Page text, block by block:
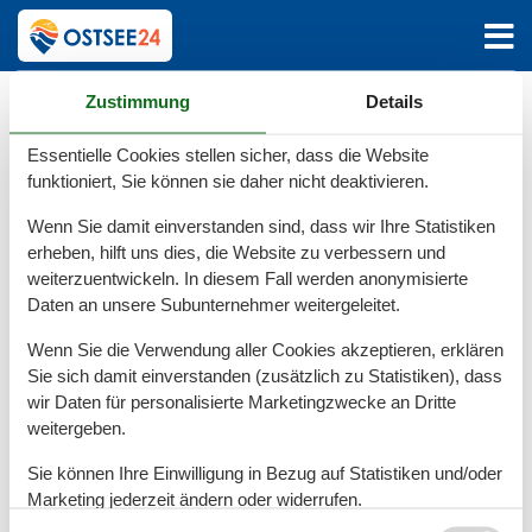
Katalog Deutschland
Katalog - Deutschland
A B D F
G H I J K
M N O Ö P Q
Zustimmung Details
Essentielle Cookies stellen sicher, dass die Website
funktioniert, Sie können sie daher nicht deaktivieren.
Wenn Sie damit einverstanden sind, dass wir Ihre Statistiken
erheben, hilft uns dies, die Website zu verbessern und
weiterzuentwickeln. In diesem Fall werden anonymisierte
Daten an unsere Subunternehmer weitergeleitet.
Wenn Sie die Verwendung aller Cookies akzeptieren, erklären
Sie sich damit einverstanden (zusätzlich zu Statistiken), dass
wir Daten für personalisierte Marketingzwecke an Dritte
weitergeben.
Sie können Ihre Einwilligung in Bezug auf Statistiken und/oder
Marketing jederzeit ändern oder widerrufen.